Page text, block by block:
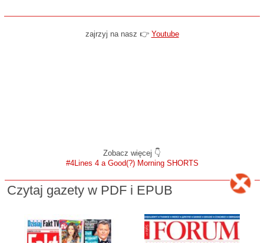
zajrzyj na nasz 👉 Youtube
Zobacz więcej 👇
#4Lines 4 a Good(?) Morning SHORTS
Czytaj gazety w PDF i EPUB